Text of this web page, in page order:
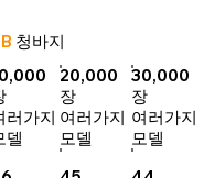
청바지
20,000
장
여러가지
모델
러가지
델
30,000
장
여러가지
모델